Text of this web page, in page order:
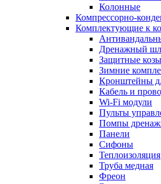
Колонные
Компрессорно-
Комплектующие к
Дренажный
Защитные
Зимние
Кронштейны
Кабель и
Wi-Fi модули
Пульты
Помпы
Панели
Сифоны
Теплоизоляция
Труба медная
Фреон